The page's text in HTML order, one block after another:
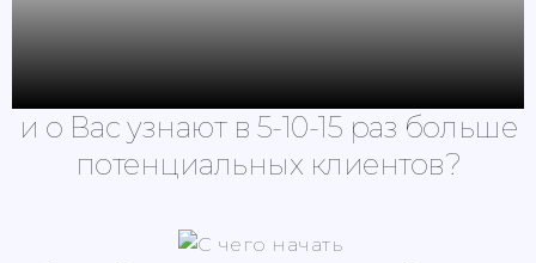
Как изменится бизнес
если Ваш сайт найдут
и о Вас узнают в 5-10-15 раз больше
потенциальных клиентов?